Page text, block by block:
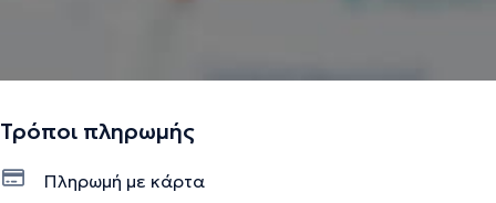
Τρόποι πληρωμής
Πληρωμή με κάρτα